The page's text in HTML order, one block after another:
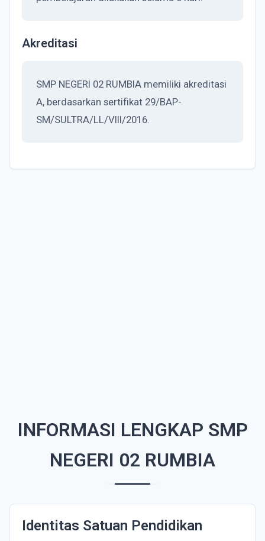
Akreditasi
SMP NEGERI 02 RUMBIA memiliki akreditasi
A, berdasarkan sertifikat 29/BAP-
SM/SULTRA/LL/VIII/2016.
INFORMASI LENGKAP SMP
NEGERI 02 RUMBIA
Identitas Satuan Pendidikan